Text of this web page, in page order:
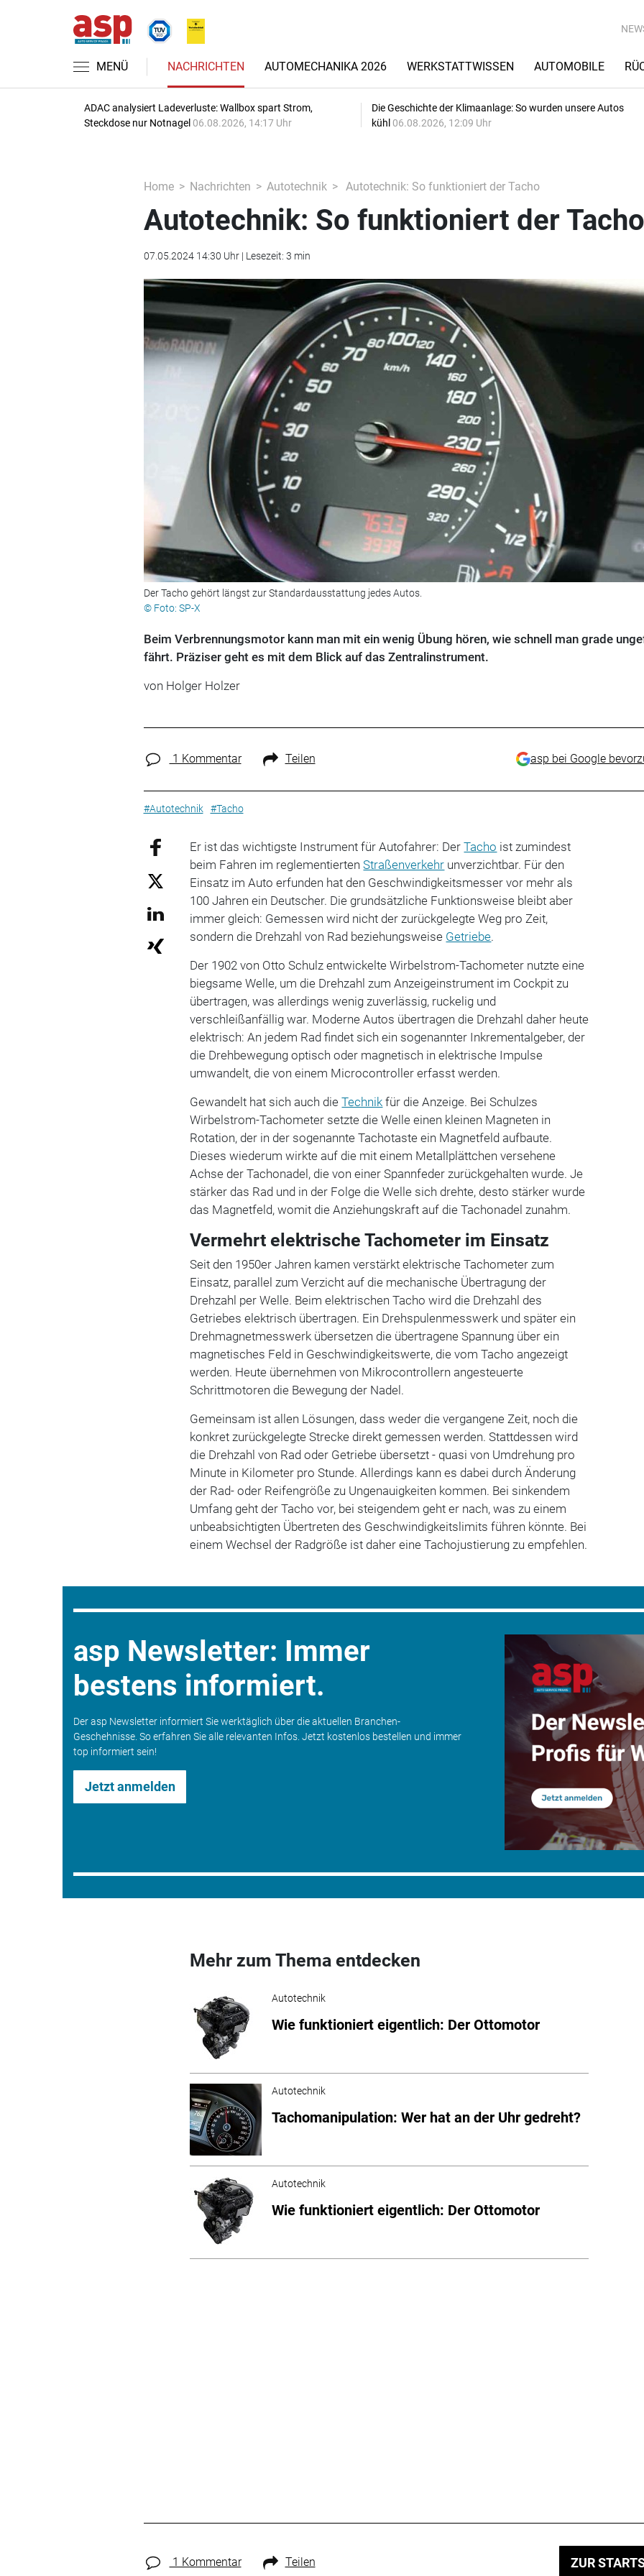
MENÜ NACHRICHTEN AUTOMECHANIKA 2026 WERKSTATTWISSEN AUTOMOBILE
ADAC analysiert Ladeverluste: Wallbox spart Strom,
Steckdose nur Notnagel 06.08.2026, 14:17 Uhr
Die Geschichte der Klimaanlage: So wurden unsere Autos
kühl 06.08.2026, 12:09 Uhr
Home Nachrichten Autotechnik Autotechnik: So funktioniert der Tacho
Autotechnik: So funktioniert der Tacho
07.05.2024 14:30 Uhr | Lesezeit: 3 min
Der Tacho gehört längst zur Standardausstattung jedes Autos.
© Foto: SP-X
Beim Verbrennungsmotor kann man mit ein wenig Übung hören, wie schnell man grade
fährt. Präziser geht es mit dem Blick auf das Zentralinstrument.
von Holger Holzer
1 Kommentar Teilen asp bei Google
#Autotechnik #Tacho
Er ist das wichtigste Instrument für Autofahrer: DerTacho ist zumindest
beim Fahren im reglementiertenStraßenverkehr unverzichtbar. Für den
Einsatz im Auto erfunden hat den Geschwindigkeitsmesser vor mehr als
100 Jahren ein Deutscher. Die grundsätzliche Funktionsweise bleibt aber
immer gleich: Gemessen wird nicht der zurückgelegte Weg pro Zeit,
sondern die Drehzahl von Rad beziehungsweise Getriebe.
Der 1902 von Otto Schulz entwickelte Wirbelstrom-Tachometer nutzte eine
biegsame Welle, um die Drehzahl zum Anzeigeinstrument im Cockpit zu
übertragen, was allerdings wenig zuverlässig, ruckelig und
verschleißanfällig war. Moderne Autos übertragen die Drehzahl daher heute
elektrisch: An jedem Rad findet sich ein sogenannter Inkrementalgeber, der
die Drehbewegung optisch oder magnetisch in elektrische Impulse
umwandelt, die von einem Microcontroller erfasst werden.
Gewandelt hat sich auch dieTechnik für die Anzeige. Bei Schulzes
Wirbelstrom-Tachometer setzte die Welle einen kleinen Magneten in
Rotation, der in der sogenannte Tachotaste ein Magnetfeld aufbaute.
Dieses wiederum wirkte auf die mit einem Metallplättchen versehene
Achse der Tachonadel, die von einer Spannfeder zurückgehalten wurde. Je
stärker das Rad und in der Folge die Welle sich drehte, desto stärker wurde
das Magnetfeld, womit die Anziehungskraft auf die Tachonadel zunahm.
Vermehrt elektrische Tachometer im Einsatz
Seit den 1950er Jahren kamen verstärkt elektrische Tachometer zum
Einsatz, parallel zum Verzicht auf die mechanische Übertragung der
Drehzahl per Welle. Beim elektrischen Tacho wird die Drehzahl des
Getriebes elektrisch übertragen. Ein Drehspulenmesswerk und später ein
Drehmagnetmesswerk übersetzen die übertragene Spannung über ein
magnetisches Feld in Geschwindigkeitswerte, die vom Tacho angezeigt
werden. Heute übernehmen von Mikrocontrollern angesteuerte
Schrittmotoren die Bewegung der Nadel.
Gemeinsam ist allen Lösungen, dass weder die vergangene Zeit, noch die
konkret zurückgelegte Strecke direkt gemessen werden. Stattdessen wird
die Drehzahl von Rad oder Getriebe übersetzt - quasi von Umdrehung pro
Minute in Kilometer pro Stunde. Allerdings kann es dabei durch Änderung
der Rad- oder Reifengröße zu Ungenauigkeiten kommen. Bei sinkendem
Umfang geht der Tacho vor, bei steigendem geht er nach, was zu einem
unbeabsichtigten Übertreten des Geschwindigkeitslimits führen könnte. Bei
einem Wechsel der Radgröße ist daher eine Tachojustierung zu empfehlen.
asp Newsletter: Immer
bestens informiert.
Der asp Newsletter informiert Sie werktäglich über die aktuellen Branchen-
Geschehnisse. So erfahren Sie alle relevanten Infos. Jetzt kostenlos bestellen und immer
top informiert sein!
Jetzt anmelden
Mehr zum Thema entdecken
Autotechnik
Wie funktioniert eigentlich: Der Ottomotor
Autotechnik
Tachomanipulation: Wer hat an der Uhr gedreht?
Autotechnik
Wie funktioniert eigentlich: Der Ottomotor
1 Kommentar Teilen ZUR